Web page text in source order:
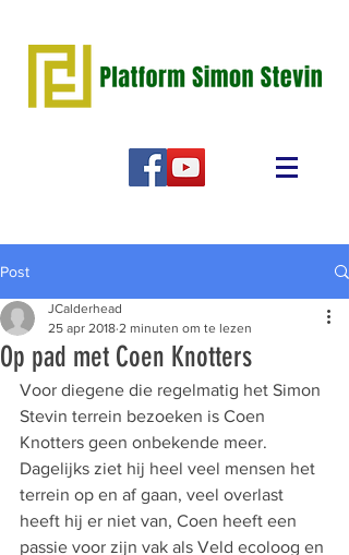
Post
Op pad met Coen Knotters
JCalderhead
25 apr 2018 2 minuten om te lezen
Voor diegene die regelmatig het Simon
Stevin terrein bezoeken is Coen
Knotters geen onbekende meer.
Dagelijks ziet hij heel veel mensen het
terrein op en af gaan, veel overlast
heeft hij er niet van, Coen heeft een
passie voor zijn vak als Veld ecoloog en